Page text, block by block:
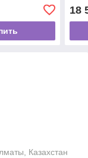
18
Казахстан